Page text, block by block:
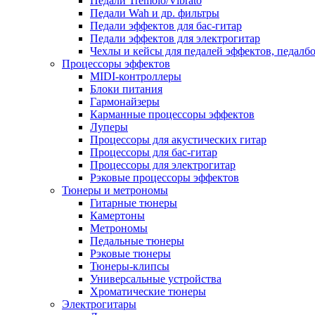
Педали Wah и др. фильтры
Педали эффектов для бас-гитар
Педали эффектов для электрогитар
Чехлы и кейсы для педалей эффектов,
Процессоры эффектов
MIDI-контроллеры
Блоки питания
Гармонайзеры
Карманные процессоры эффектов
Луперы
Процессоры для акустических гитар
Процессоры для бас-гитар
Процессоры для электрогитар
Рэковые процессоры эффектов
Тюнеры и метрономы
Гитарные тюнеры
Камертоны
Метрономы
Педальные тюнеры
Рэковые тюнеры
Тюнеры-клипсы
Универсальные устройства
Хроматические тюнеры
Электрогитары